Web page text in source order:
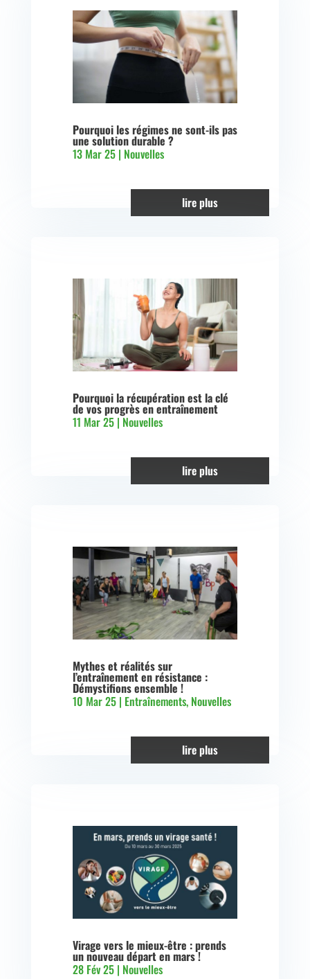
Pourquoi les régimes ne sont-ils pas
une solution durable ?
13 Mar 25| Nouvelles
lire plus
Pourquoi la récupération est la clé
de vos progrès en entraînement
11 Mar 25|Nouvelles
lire plus
Mythes et réalités sur
l’entraînement en résistance :
Démystifions ensemble !
10 Mar 25| Entraînements, Nouvelles
lire plus
Virage vers le mieux-être : prends
un nouveau départ en mars !
28 Fév 25| Nouvelles